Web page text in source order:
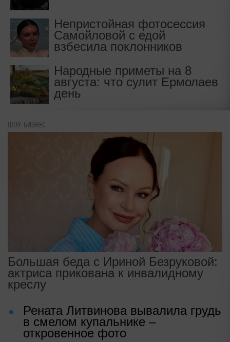
Непристойная фотосессия
Самойловой с едой
взбесила поклонников
Народные приметы на 8
августа: что сулит Ермолаев
день
ШОУ-БИЗНЕС
Большая беда с Ириной Безруковой:
актриса прикована к инвалидному
креслу
Рената Литвинова вывалила грудь
в смелом купальнике –
откровенное фото